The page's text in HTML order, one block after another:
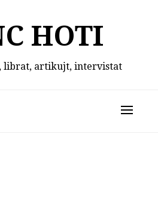
HOTI
librat, artikujt, intervistat